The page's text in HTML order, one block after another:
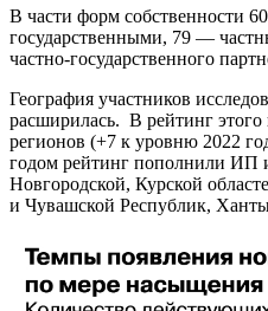
В части форм собственности
государственными, 79 —
частно-государственного
География участников
расширилась. В рейтинг
регионов (+7 к уровню 2022
годом рейтинг пополнили ИП
Новгородской, Курской
и Чувашской Республик,